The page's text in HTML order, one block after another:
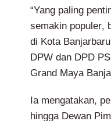
“Yang paling
semakin populer,
di Kota
DPW dan DPD
Grand Maya
Ia mengatakan,
hingga Dewan